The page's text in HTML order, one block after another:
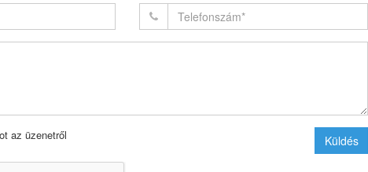
az üzenetről Küldés